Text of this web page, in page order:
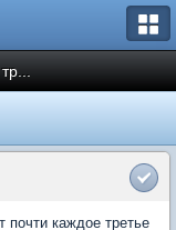
почти каждое третье